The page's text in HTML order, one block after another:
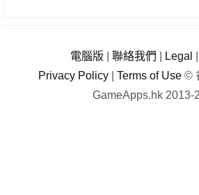
電腦版 聯絡我們 Legal
Privacy Policy
Terms of Use ©
GameApps.hk 2013-